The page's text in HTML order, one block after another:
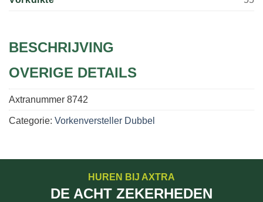
BESCHRIJVING
OVERIGE DETAILS
Axtranummer 8742
Categorie: Vorkenversteller Dubbel
HUREN BIJ AXTRA
DE ACHT ZEKERHEDEN